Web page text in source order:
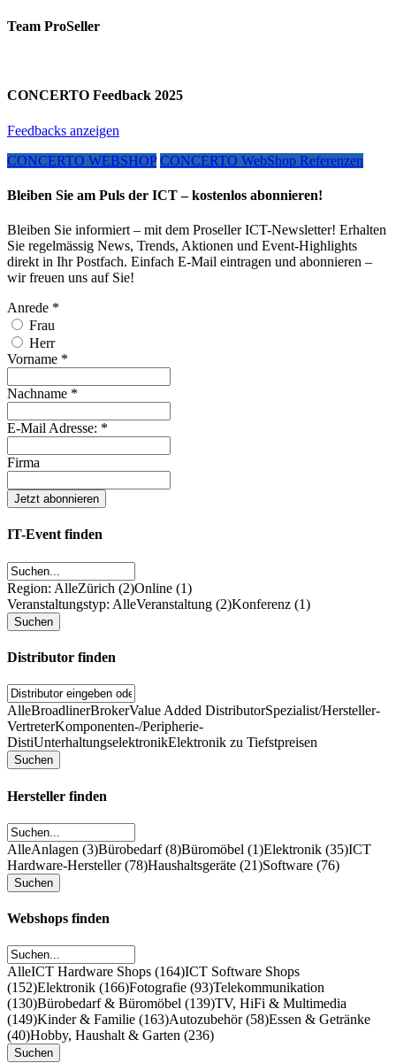
Team ProSeller
CONCERTO Feedback 2025
Feedbacks anzeigen
CONCERTO WEBSHOP CONCERTO WebShop Referenzen
Bleiben Sie am Puls der ICT – kostenlos abonnieren!
Bleiben Sie informiert – mit dem Proseller ICT-Newsletter! Erhalten
Sie regelmässig News, Trends, Aktionen und Event-Highlights
direkt in Ihr Postfach. Einfach E-Mail eintragen und abonnieren –
wir freuen uns auf Sie!
Anrede *
Frau
Herr
Vorname *
Nachname *
E-Mail Adresse: *
Firma
IT-Event finden
Region: AlleZürich (2)Online (1)
Veranstaltungstyp: AlleVeranstaltung (2)Konferenz (1)
Distributor finden
AlleBroadlinerBrokerValue Added DistributorSpezialist/Hersteller-
VertreterKomponenten-/Peripherie-
DistiUnterhaltungselektronikElektronik zu Tiefstpreisen
Hersteller finden
AlleAnlagen (3)Bürobedarf (8)Büromöbel (1)Elektronik (35)ICT
Hardware-Hersteller (78)Haushaltsgeräte (21)Software (76)
Webshops finden
AlleICT Hardware Shops (164)ICT Software Shops
(152)Elektronik (166)Fotografie (93)Telekommunikation
(130)Bürobedarf & Büromöbel (139)TV, HiFi & Multimedia
(149)Kinder & Familie (163)Autozubehör (58)Essen & Getränke
(40)Hobby, Haushalt & Garten (236)